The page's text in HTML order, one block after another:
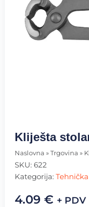
Kliješta
Naslovna » Trgovina »
SKU: 622
Kategorija:
4.09 € + PDV